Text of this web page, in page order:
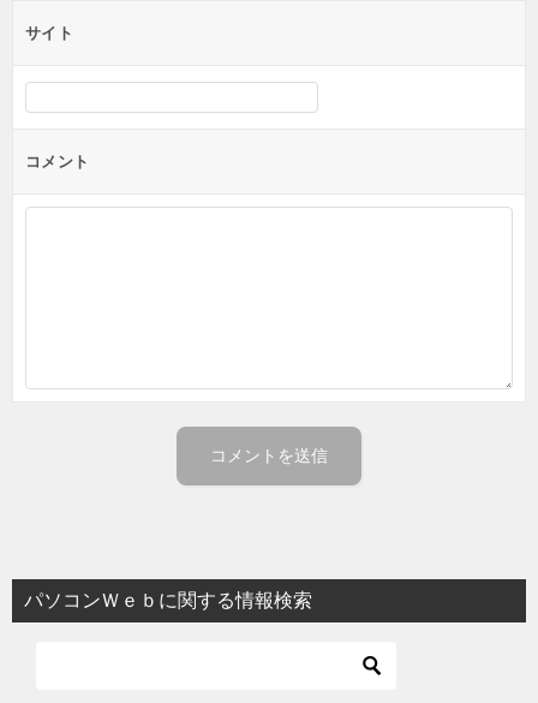
サイト
コメント
パソコンＷｅｂに関する情報検索